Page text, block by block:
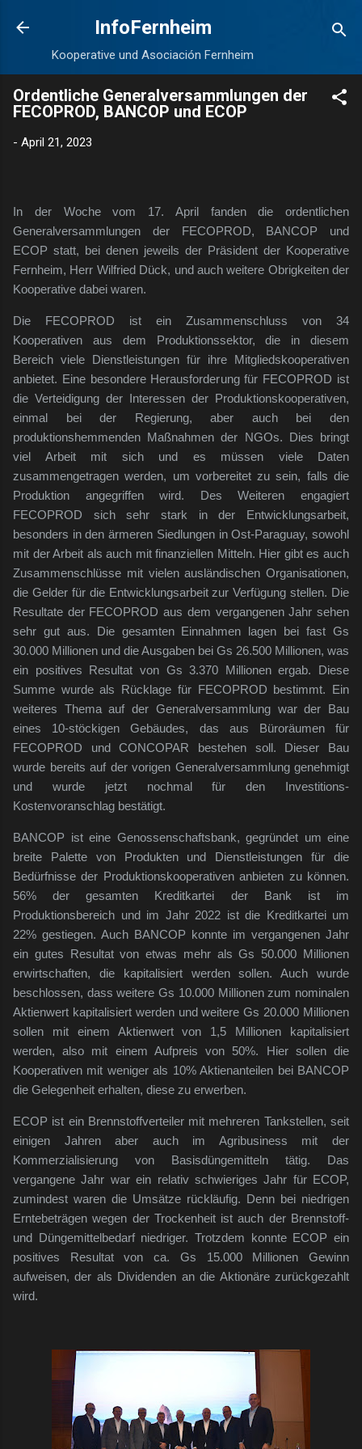
Direkt zum Hauptbereich
InfoFernheim
Kooperative und Asociación Fernheim
Ordentliche Generalversammlungen der
FECOPROD, BANCOP und ECOP
- April 21, 2023
In der Woche vom 17. April fanden die ordentlichen
Generalversammlungen der FECOPROD, BANCOP und
ECOP statt, bei denen jeweils der Präsident der Kooperative
Fernheim, Herr Wilfried Dück, und auch weitere Obrigkeiten der
Kooperative dabei waren.
Die FECOPROD ist ein Zusammenschluss von 34
Kooperativen aus dem Produktionssektor, die in diesem
Bereich viele Dienstleistungen für ihre Mitgliedskooperativen
anbietet. Eine besondere Herausforderung für FECOPROD ist
die Verteidigung der Interessen der Produktionskooperativen,
einmal bei der Regierung, aber auch bei den
produktionshemmenden Maßnahmen der NGOs. Dies bringt
viel Arbeit mit sich und es müssen viele Daten
zusammengetragen werden, um vorbereitet zu sein, falls die
Produktion angegriffen wird. Des Weiteren engagiert
FECOPROD sich sehr stark in der Entwicklungsarbeit,
besonders in den ärmeren Siedlungen in Ost-Paraguay, sowohl
mit der Arbeit als auch mit finanziellen Mitteln. Hier gibt es auch
Zusammenschlüsse mit vielen ausländischen Organisationen,
die Gelder für die Entwicklungsarbeit zur Verfügung stellen. Die
Resultate der FECOPROD aus dem vergangenen Jahr sehen
sehr gut aus. Die gesamten Einnahmen lagen bei fast Gs
30.000 Millionen und die Ausgaben bei Gs 26.500 Millionen, was
ein positives Resultat von Gs 3.370 Millionen ergab. Diese
Summe wurde als Rücklage für FECOPROD bestimmt. Ein
weiteres Thema auf der Generalversammlung war der Bau
eines 10-stöckigen Gebäudes, das aus Büroräumen für
FECOPROD und CONCOPAR bestehen soll. Dieser Bau
wurde bereits auf der vorigen Generalversammlung genehmigt
und wurde jetzt nochmal für den Investitions-
Kostenvoranschlag bestätigt.
BANCOP ist eine Genossenschaftsbank, gegründet um eine
breite Palette von Produkten und Dienstleistungen für die
Bedürfnisse der Produktionskooperativen anbieten zu können.
56% der gesamten Kreditkartei der Bank ist im
Produktionsbereich und im Jahr 2022 ist die Kreditkartei um
22% gestiegen. Auch BANCOP konnte im vergangenen Jahr
ein gutes Resultat von etwas mehr als Gs 50.000 Millionen
erwirtschaften, die kapitalisiert werden sollen. Auch wurde
beschlossen, dass weitere Gs 10.000 Millionen zum nominalen
Aktienwert kapitalisiert werden und weitere Gs 20.000 Millionen
sollen mit einem Aktienwert von 1,5 Millionen kapitalisiert
werden, also mit einem Aufpreis von 50%. Hier sollen die
Kooperativen mit weniger als 10% Aktienanteilen bei BANCOP
die Gelegenheit erhalten, diese zu erwerben.
ECOP ist ein Brennstoffverteiler mit mehreren Tankstellen, seit
einigen Jahren aber auch im Agribusiness mit der
Kommerzialisierung von Basisdüngemitteln tätig. Das
vergangene Jahr war ein relativ schwieriges Jahr für ECOP,
zumindest waren die Umsätze rückläufig. Denn bei niedrigen
Erntebeträgen wegen der Trockenheit ist auch der Brennstoff-
und Düngemittelbedarf niedriger. Trotzdem konnte ECOP ein
positives Resultat von ca. Gs 15.000 Millionen Gewinn
aufweisen, der als Dividenden an die Aktionäre zurückgezahlt
wird.